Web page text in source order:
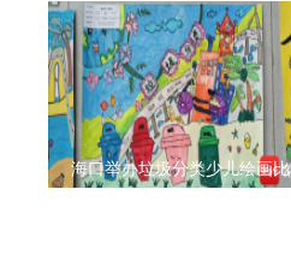
海口举办垃圾分类少儿绘画比